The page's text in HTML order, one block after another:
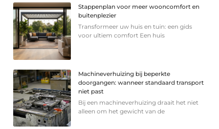
Stappenplan voor meer wooncomfort en
buitenplezier
Transformeer uw huis en tuin: een gids
voor ultiem comfort Een huis
Machineverhuizing bij beperkte
doorgangen: wanneer standaard transport
niet past
Bij een machineverhuizing draait het niet
alleen om het gewicht van de